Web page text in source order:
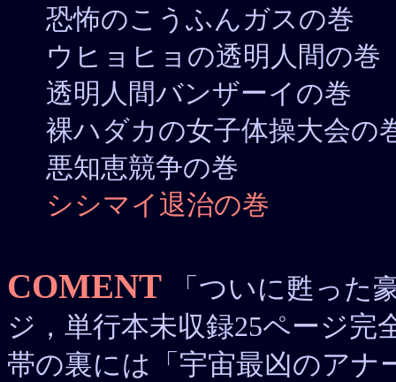
恐怖のこうふんガスの巻
ウヒョヒョの透明人間の巻
透明人間バンザーイの巻
裸ハダカの女子体操大会の
悪知恵競争の巻
シシマイ退治の巻
COMENT
「ついに甦った
ジ，単行本未収録25ページ完
帯の裏には「宇宙最凶のア